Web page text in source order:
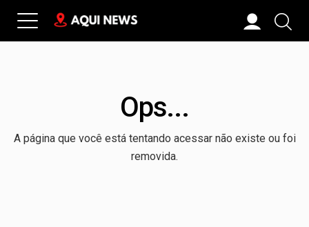
Ops...
A página que você está tentando acessar não existe ou foi
removida.